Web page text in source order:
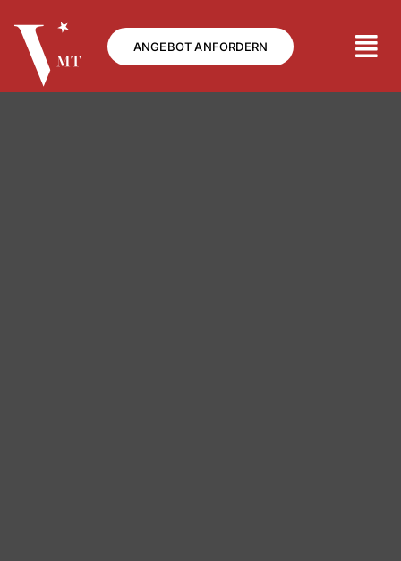
Inhalt
springen
ANGEBOT ANFORDERN